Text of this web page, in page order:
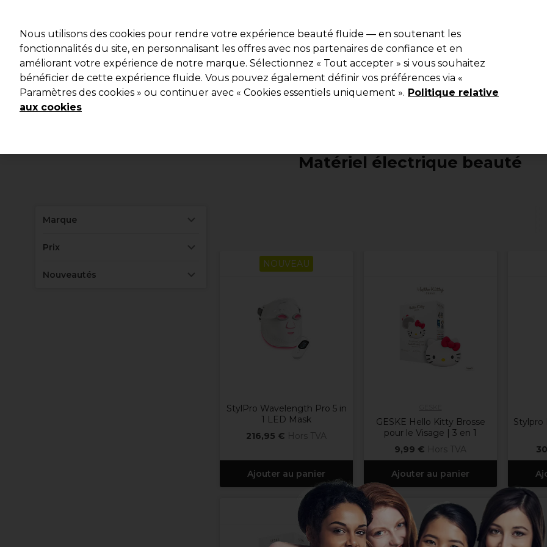
Rechercher
Marques Bons plans Coiffure Electro et Matériel Equipement de salon Beauté Hommes Les
Livraison et délais
Matériel électrique beauté
Marque
Prix
Nouveautés
NOUVEAU
StylPro Wavelength Pro 5 in
1 LED Mask
216,95 € Hors TVA
Ajouter au panier
GESKE Hello Kitty Brosse
pour le Visage | 3 en 1
9,99 € Hors TVA
Ajouter au panier
Stylpro
Nous utilisons des cookies pour rendre votre expérience beauté fluide — en soutenant les
fonctionnalités du site, en personnalisant les offres avec nos partenaires de confiance et en
améliorant votre expérience de notre marque. Sélectionnez « Tout accepter » si vous souhaitez
bénéficier de cette expérience fluide. Vous pouvez également définir vos préférences via «
Paramètres des cookies » ou continuer avec « Cookies essentiels uniquement ». Politique relative
aux cookies